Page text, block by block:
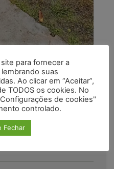
para fornecer a
suas
Ao clicar em “Aceitar”,
TODOS os cookies. No
de cookies"
controlado.
Fechar